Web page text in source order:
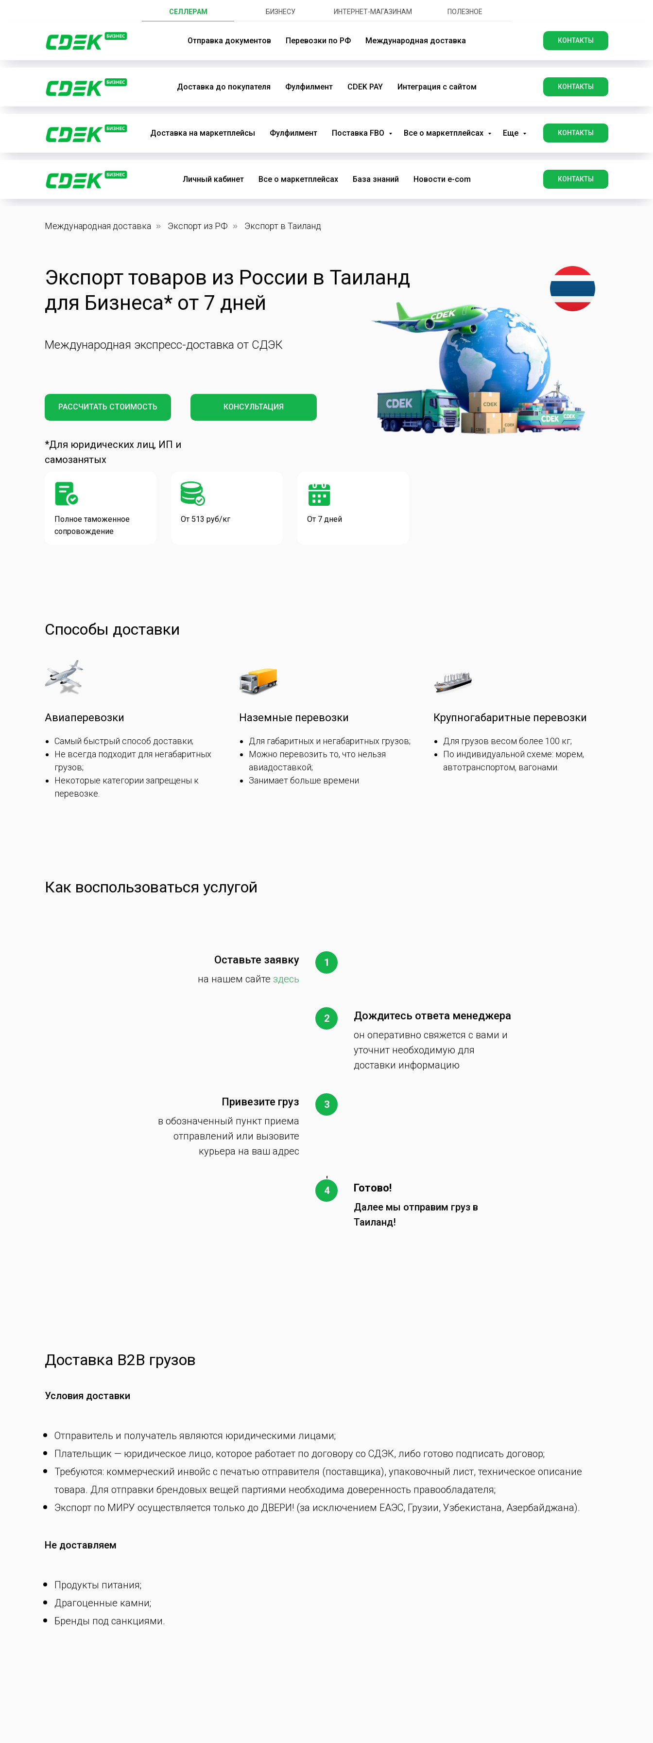
СЕЛЛЕРАМ БИЗНЕСУ ИНТЕРНЕТ-МАГАЗИНАМ ПОЛЕЗНОЕ
Отправка документов Перевозки по РФ Международная доставка КОНТАКТЫ
Доставка до покупателя Фулфилмент CDEK PAY Интеграция с сайтом КОНТАКТЫ
Доставка на маркетплейсы Фулфилмент Поставка FBO Все о маркетплейсах Еще КОНТАКТЫ
Личный кабинет Все о маркетплейсах База знаний Новости e-com КОНТАКТЫ
Международная доставка » Экспорт из РФ » Экспорт в Таиланд
Экспорт товаров из России в Таиланд
для Бизнеса* от 7 дней
Международная экспресс-доставка от СДЭК
Полное таможенное
сопровождение
РАССЧИТАТЬ СТОИМОСТЬ
От 513 руб/кг
КОНСУЛЬТАЦИЯ
От 7 дней
*Для юридических лиц, ИП и
самозанятых
Способы доставки
Авиаперевозки
Самый быстрый способ доставки;
Не всегда подходит для негабаритных
грузов;
Некоторые категории запрещены к
перевозке.
Наземные перевозки
Для габаритных и негабаритных грузов;
Можно перевозить то, что нельзя
авиадоставкой;
Занимает больше времени
Крупногабаритные перевозки
Для грузов весом более 100 кг;
По индивидуальной схеме: морем,
автотранспортом, вагонами.
Как воспользоваться услугой
Оставьте заявку
на нашем сайте здесь
Дождитесь ответа менеджера
он оперативно свяжется с вами и
уточнит необходимую для
доставки информацию
Привезите груз
в обозначенный пункт приема
отправлений или вызовите
курьера на ваш адрес
Готово!
Далее мы отправим груз в
Таиланд!
Доставка B2B грузов
Условия доставки
Отправитель и получатель являются юридическими лицами;
Плательщик — юридическое лицо, которое работает по договору со СДЭК, либо готово подписать договор;
Требуются: коммерческий инвойс с печатью отправителя (поставщика), упаковочный лист, техническое описание
товара. Для отправки брендовых вещей партиями необходима доверенность правообладателя;
Экспорт по МИРУ осуществляется только до ДВЕРИ! (за исключением ЕАЭС, Грузии, Узбекистана, Азербайджана).
Не доставляем
Продукты питания;
Драгоценные камни;
Бренды под санкциями.